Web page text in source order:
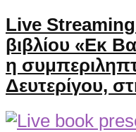
Live
βιβλίου «Εκ
η
Δευτερίγου,